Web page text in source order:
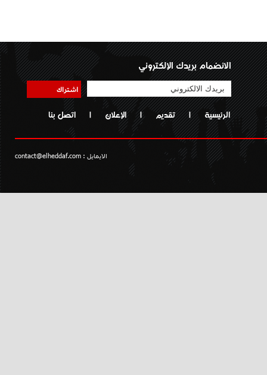
الانضمام بريدك الإلكتروني
اشتراك
الرئيسية | تقديم | الإعلان | اتصل بنا
الايمايل : contact@elheddaf.com